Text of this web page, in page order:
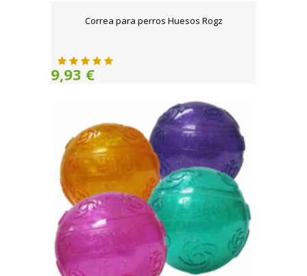
Correa para perros Huesos Rogz
9,93 €